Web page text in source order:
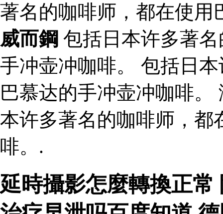
著名的咖啡师，都在使
威而鋼 包括日本许多著
手冲壶冲咖啡。 包括日
巴慕达的手冲壶冲咖啡
本许多著名的咖啡师，都
啡。.
延時攝影怎麼轉換正